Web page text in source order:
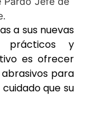
a sus nuevas
prácticos y
es ofrecer
para
que su